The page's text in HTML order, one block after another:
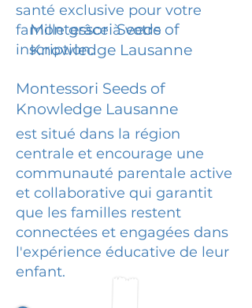
santé exclusive pour votre
famille grâce à votre
inscription.
Montessori Seeds of
Knowledge Lausanne
Montessori Seeds of
Knowledge Lausanne
est situé dans la région
centrale et encourage une
communauté parentale active
et collaborative qui garantit
que les familles restent
connectées et engagées dans
l'expérience éducative de leur
enfant.